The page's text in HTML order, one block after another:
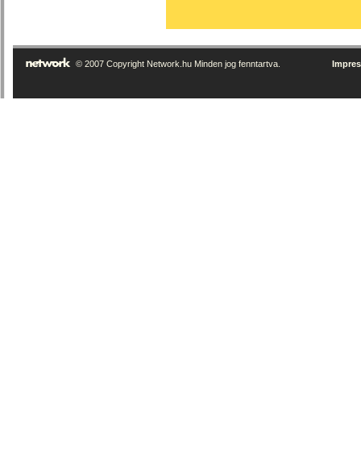
© 2007 Copyright Network.hu Minden jog fenntartva.